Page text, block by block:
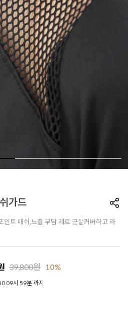
가드
인트 매쉬,노출 부담 제로 군살커버하고 라
39,800원 10%
09시 59분 까지